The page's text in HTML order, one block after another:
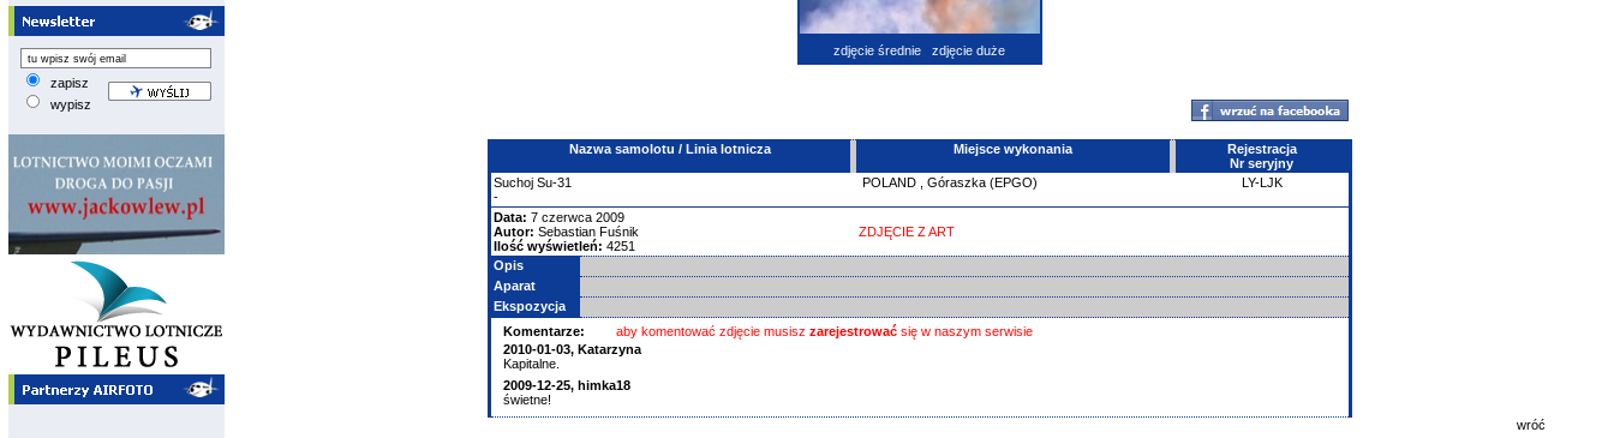
zapisz
wypisz
zdjęcie średnie zdjęcie duże
Nazwa samolotu / Linia lotnicza Miejsce wykonania
Rejestracja
Nr seryjny
Suchoj Su-31
-
POLAND, Góraszka (EPGO) LY-LJK
Data: 7 czerwca 2009
Autor: Sebastian Fuśnik
Ilość wyświetleń: 4251
ZDJĘCIE Z ART
Opis
Aparat
Ekspozycja
Komentarze:
aby komentować zdjęcie musisz zarejestrowaćsię w naszym serwisie
2010-01-03, Katarzyna
Kapitalne.
2009-12-25, himka18
świetne!
wróć